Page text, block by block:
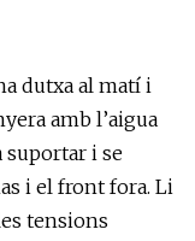
dutxa al matí i
amb l’aigua
suportar i se
i el front fora. Li
tensions